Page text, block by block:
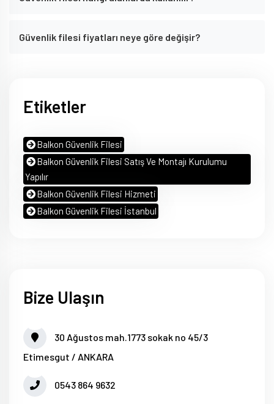
Güvenlik filesi fiyatları neye göre değişir?
Etiketler
Balkon Güvenlik Filesi
Balkon Güvenlik Filesi Satış Ve Montajı Kurulumu
Yapılır
Balkon Güvenlik Filesi Hizmeti
Balkon Güvenlik Filesi İstanbul
Bize Ulaşın
30 Ağustos mah.1773 sokak no 45/3
Etimesgut / ANKARA
0543 864 9632